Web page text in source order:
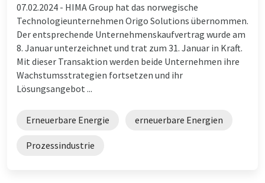
07.02.2024 - HIMA Group hat das norwegische
Technologieunternehmen Origo Solutions übernommen.
Der entsprechende Unternehmenskaufvertrag wurde am
8. Januar unterzeichnet und trat zum 31. Januar in Kraft.
Mit dieser Transaktion werden beide Unternehmen ihre
Wachstumsstrategien fortsetzen und ihr
Lösungsangebot ...
Erneuerbare Energie erneuerbare Energien
Prozessindustrie